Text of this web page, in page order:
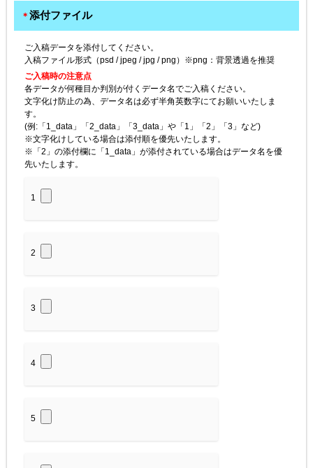
＊ 添付ファイル
ご入稿データを添付してください。
入稿ファイル形式（psd / jpeg / jpg / png）※png：背景透過を推奨
ご入稿時の注意点
各データが何種目か判別が付くデータ名でご入稿ください。
文字化け防止の為、データ名は必ず半角英数字にてお願いいたしま
す。
(例:「1_data」「2_data」「3_data」や「1」「2」「3」など)
※文字化けしている場合は添付順を優先いたします。
※「2」の添付欄に「1_data」が添付されている場合はデータ名を優
先いたします。
1
2
3
4
5